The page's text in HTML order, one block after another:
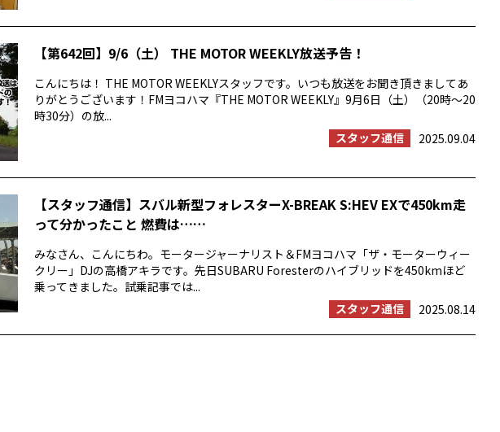
【第642回】9/6（土） THE MOTOR WEEKLY放送予告！
こんにちは！ THE MOTOR WEEKLYスタッフです。いつも放送をお聞き頂きましてあ
りがとうございます！FMヨコハマ『THE MOTOR WEEKLY』9月6日（土）（20時〜20
時30分）の放...
スタッフ通信
2025.09.04
【スタッフ通信】スバル新型フォレスターX-BREAK S:HEV EXで450km走
って分かったこと 燃費は……
みなさん、こんにちわ。モータージャーナリスト＆FMヨコハマ「ザ・モーターウィー
クリー」DJの高橋アキラです。先日SUBARU Foresterのハイブリッドを450kmほど
乗ってきました。試乗記事では...
スタッフ通信
2025.08.14